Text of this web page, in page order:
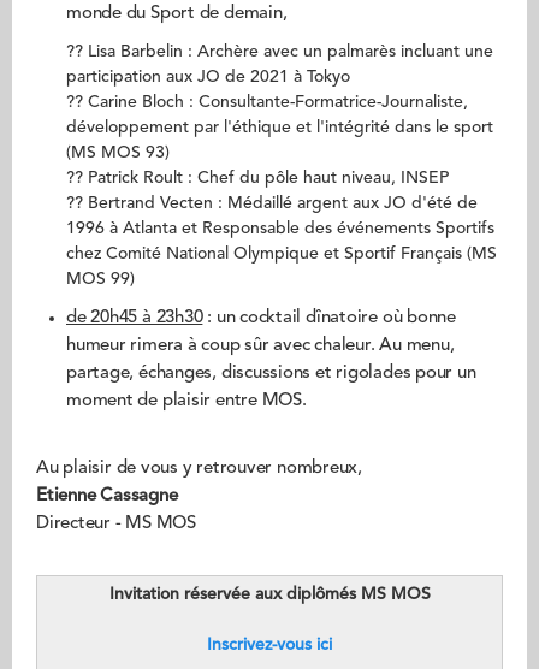
monde du Sport de demain,
?? Lisa Barbelin : Archère avec un palmarès incluant une
participation aux JO de 2021 à Tokyo
?? Carine Bloch : Consultante-Formatrice-Journaliste,
développement par l'éthique et l'intégrité dans le sport
(MS MOS 93)
?? Patrick Roult : Chef du pôle haut niveau, INSEP
?? Bertrand Vecten : Médaillé argent aux JO d'été de
1996 à Atlanta et Responsable des événements Sportifs
chez Comité National Olympique et Sportif Français (MS
MOS 99)
de 20h45 à 23h30: un cocktail dînatoire où bonne
humeur rimera à coup sûr avec chaleur. Au menu,
partage, échanges, discussions et rigolades pour un
moment de plaisir entre MOS.
Au plaisir de vous y retrouver nombreux,
Etienne Cassagne
Directeur - MS MOS
Invitation réservée aux diplômés MS MOS
Inscrivez-vous ici